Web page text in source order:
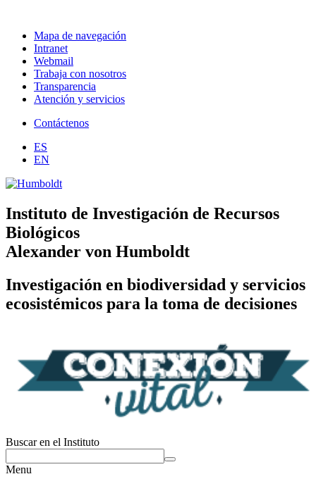
Mapa de navegación
Intranet
Webmail
Trabaja con nosotros
Transparencia
Atención y servicios
Contáctenos
ES
EN
Instituto de Investigación de Recursos
Biológicos
Alexander von Humboldt
Investigación en biodiversidad y servicios
ecosistémicos para la toma de decisiones
Buscar en el Instituto
Menu